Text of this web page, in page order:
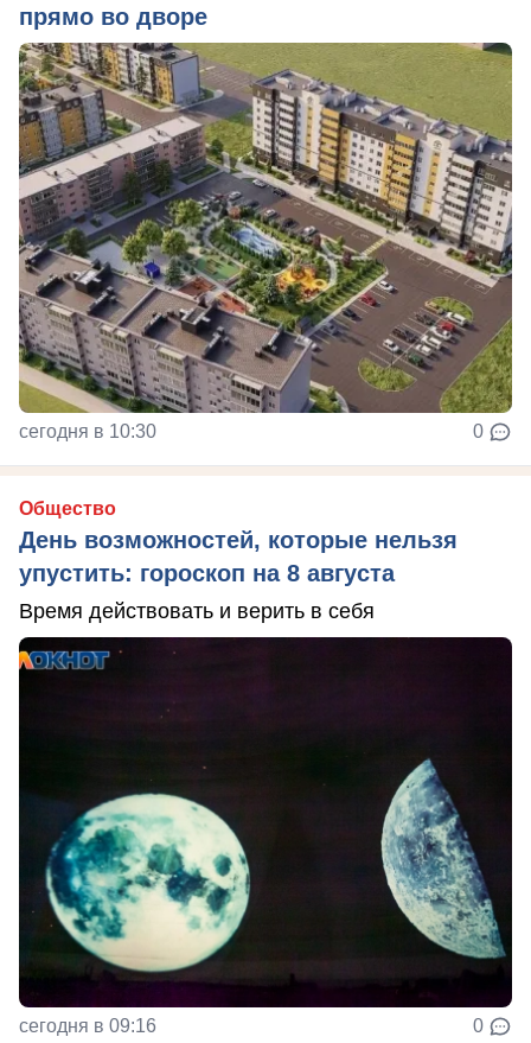
прямо во дворе
сегодня в 10:30 0
Общество
День возможностей, которые нельзя
упустить: гороскоп на 8 августа
Время действовать и верить в себя
сегодня в 09:16 0